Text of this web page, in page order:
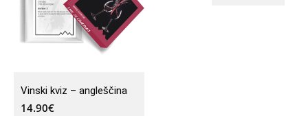
Vinski kviz – angleščina
14.90€